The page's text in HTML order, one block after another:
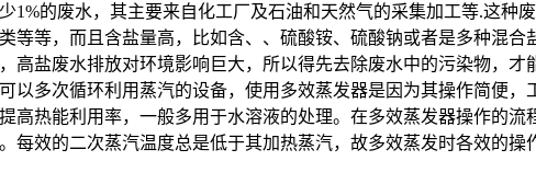
1%的废水，其主要来自化工厂及石油和天然气的采集加工等.这种
等，而且含盐量高，比如含、、硫酸铵、硫酸钠或者是多种混
高盐废水排放对环境影响巨大，所以得先去除废水中的污染物，才
以多次循环利用蒸汽的设备，使用多效蒸发器是因为其操作简便
高热能利用率，一般多用于水溶液的处理。在多效蒸发器操作的
每效的二次蒸汽温度总是低于其加热蒸汽，故多效蒸发时各效的操